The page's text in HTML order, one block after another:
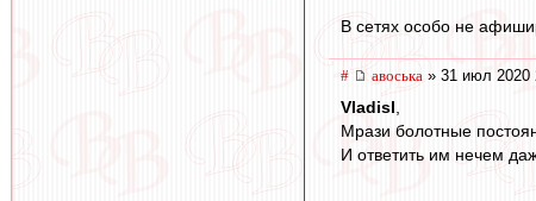
В сетях особо не
# авоська » 31 июл 2020
Vladisl
Мрази болотные
И ответить им нечем